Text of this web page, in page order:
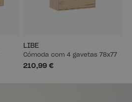
LIBE
Cómoda com 4 gavetas 78x77
210,99 €